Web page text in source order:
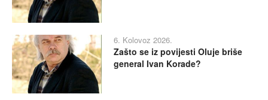
6. Kolovoz 2026.
Zašto se iz povijesti Oluje briše
general Ivan Korade?